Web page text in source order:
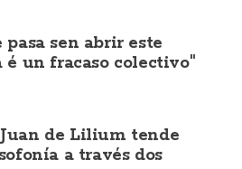
pasa sen abrir este
é un fracaso colectivo"
de Lilium tende
a través dos